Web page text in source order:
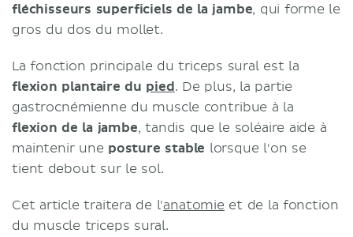
fléchisseurs superficiels de la jambe, qui forme le
gros du dos du mollet.
La fonction principale du triceps sural est la
flexion plantaire du pied. De plus, la partie
gastrocnémienne du muscle contribue à la
flexion de la jambe, tandis que le soléaire aide à
maintenir une posture stable lorsque l'on se
tient debout sur le sol.
Cet article traitera de l'anatomie et de la fonction
du muscle triceps sural.